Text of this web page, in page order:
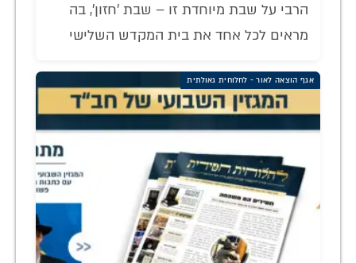
הרבי על שבת מיוחדת זו – שבת 'חזון', בה
מראים לכל אחד את בית המקדש השלישי
אגף הוצאה לאור - לחלוחית גאולתית